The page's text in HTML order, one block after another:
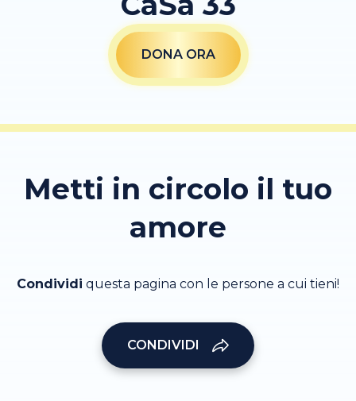
DONA ORA
Metti in circolo il tuo
amore
Condividi questa pagina con le persone a cui tieni!
CONDIVIDI